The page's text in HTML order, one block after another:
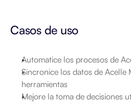
Casos de uso
Automatice los procesos de
Sincronice los datos de Acelle
herramientas
Mejore la toma de decisiones